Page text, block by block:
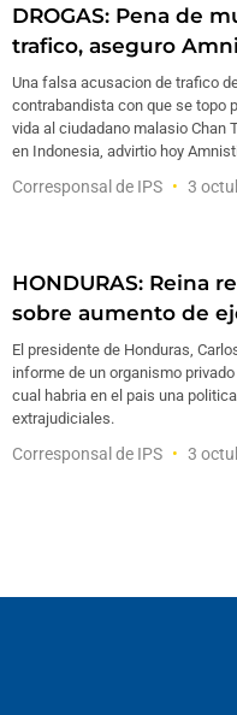
DROGAS: Pena de
trafico, aseguro
Una falsa acusacion de trafico
contrabandista con que se topo
vida al ciudadano malasio Chan
en Indonesia, advirtio hoy
Corresponsal de IPS 3
HONDURAS: Reina
sobre aumento de
El presidente de Honduras,
informe de un organismo
cual habria en el pais una
extrajudiciales.
Corresponsal de IPS 3